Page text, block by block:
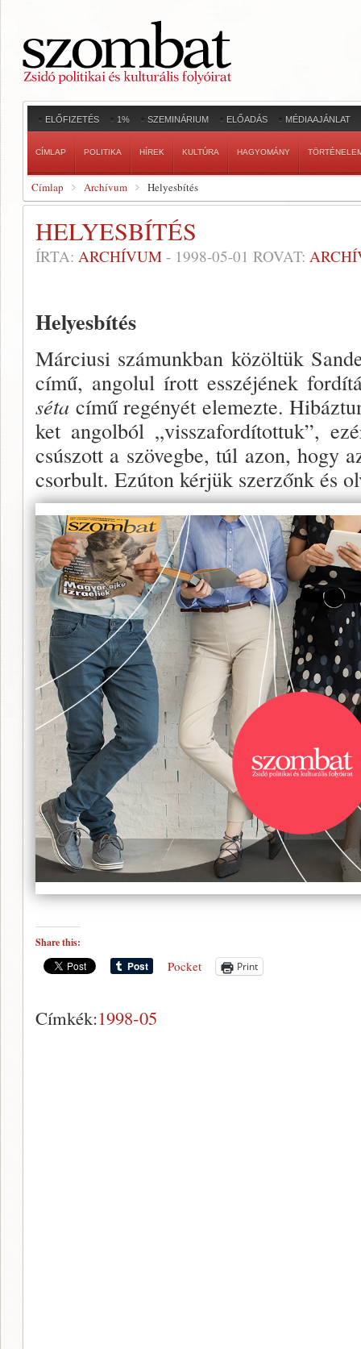
ELŐFIZETÉS 1% SZEMINÁRIUM ELŐADÁS MÉDIAAJÁNLAT
CÍMLAP POLITIKA HÍREK KULTÚRA HAGYOMÁNY
Címlap Archívum Helyesbítés
HELYESBÍTÉS
ÍRTA: ARCHÍVUM - 1998-05-01 ROVAT:
Helyesbítés
Márciusi számunkban közöltük
című, angolul írott esszéjének
séta című regényét elemez­te.
ket angolból „visszafordítottuk”,
csúszott a szö­vegbe, túl azon, hogy
csorbult. Ezúton kérjük szerzőnk és
Share this:
Pocket Print
Címkék:1998-05